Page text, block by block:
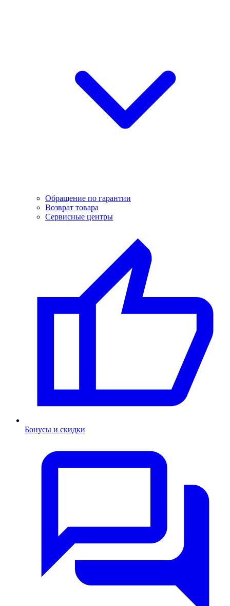
Обращение по гарантии
Возврат товара
Сервисные центры
Бонусы и скидки